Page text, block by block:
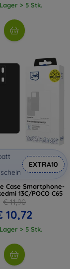
> 5 Stk.
EXTRA10
Case Smartphone-
13C/POCO C65
€ 11,90
10,72
> 5 Stk.